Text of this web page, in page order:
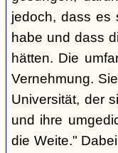
jedoch, dass es
habe und dass
hätten. Die
Vernehmung.
Universität, der
und ihre
die Weite."